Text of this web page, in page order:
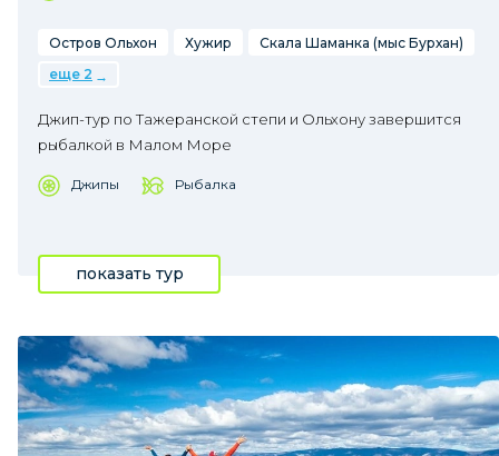
Остров Ольхон Хужир
Скала Шаманка (мыс Бурхан)
еще 2
Джип-тур по Тажеранской степи и Ольхону завершится
рыбалкой в Малом Море
Джипы Рыбалка
показать тур